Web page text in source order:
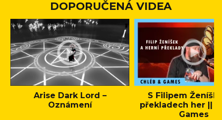
DOPORUČENÁ VIDEA
Arise Dark Lord –
Oznámení
S Filipem
překladech her ||
Games